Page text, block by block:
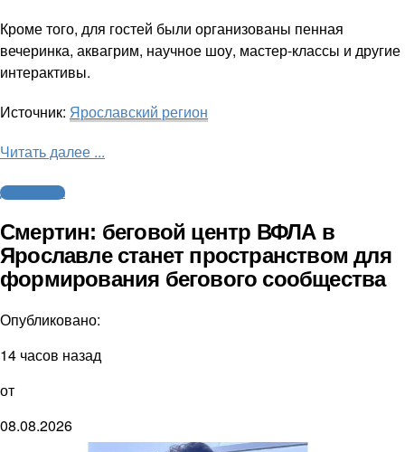
Кроме того, для гостей были организованы пенная
вечеринка, аквагрим, научное шоу, мастер-классы и другие
интерактивы.
Источник: Ярославский регион
Читать далее ...
Другие виды
Смертин: беговой центр ВФЛА в
Ярославле станет пространством для
формирования бегового сообщества
Опубликовано:
14 часов назад
от
08.08.2026